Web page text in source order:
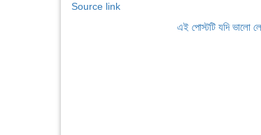
Source link
এই পোস্টটি যদি ভালো